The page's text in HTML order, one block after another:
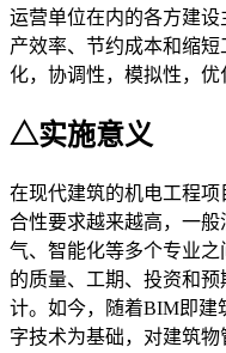
运营单位在内的各方建
产效率、节约成本和缩
化，协调性，模拟性，优
△实施意义
在现代建筑的机电工程
合性要求越来越高，一
气、智能化等多个专业
的质量、工期、投资和
计。如今，随着BIM即建
字技术为基础，对建筑